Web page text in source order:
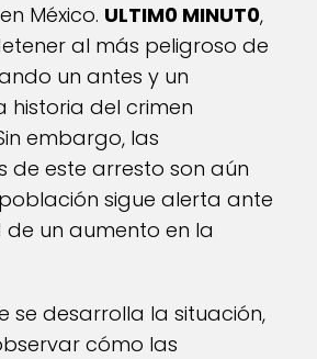
México. ULTIM0 MINUT0,
al más peligroso de
un antes y un
historia del crimen
embargo, las
de este arresto son aún
sigue alerta ante
un aumento en la
se desarrolla la situación,
cómo las